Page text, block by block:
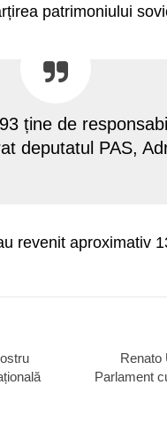
patrimoniului
ține de
deputatul PAS,
revenit aproximativ
Renato
Parlament